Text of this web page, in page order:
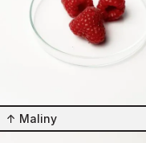
↑ Maliny